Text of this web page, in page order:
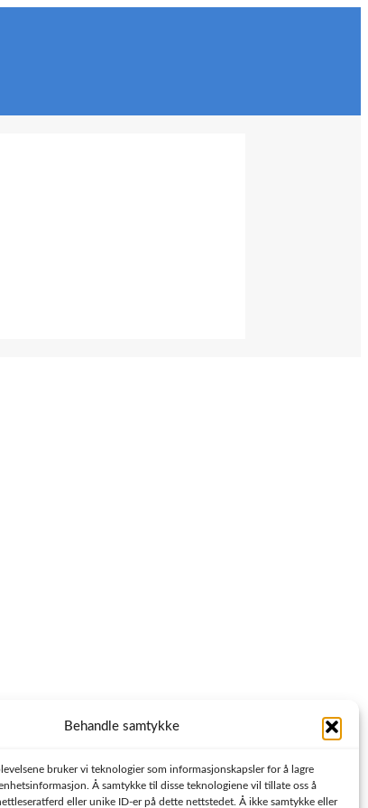
Behandle samtykke
bruker vi teknologier som informasjonskapsler for å lagre
Å samtykke til disse teknologiene vil tillate oss å
eller unike ID-er på dette nettstedet. Å ikke samtykke eller